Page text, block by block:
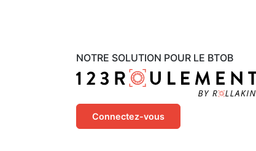
NOTRE SOLUTION POUR LE BTOB
Connectez-vous